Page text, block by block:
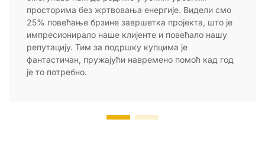
просторима без жртвовања енергије. Видели смо
25% повећање брзине завршетка пројекта, што је
импресионирало наше клијенте и повећало нашу
репутацију. Тим за подршку купцима је
фантастичан, пружајући навремено помоћ кад год
је то потребно.